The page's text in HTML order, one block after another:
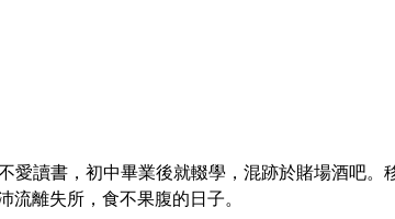
愛讀書，初中畢業後就輟學，混跡於賭場酒吧。
離失所，食不果腹的日子。